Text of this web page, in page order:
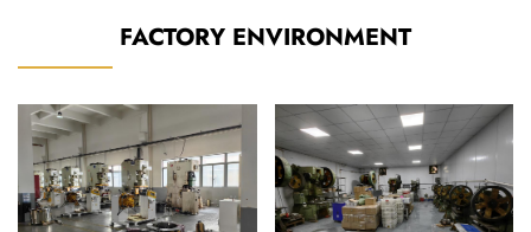
FACTORY ENVIRONMENT